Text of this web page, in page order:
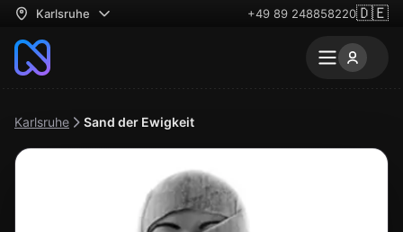
Karlsruhe +49 89 248858220🇩🇪
Karlsruhe Sand der Ewigkeit